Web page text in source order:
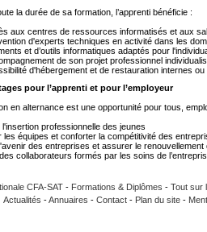
la durée de sa formation, l’apprenti bénéficie :
aux centres de ressources informatisés et aux
d'experts techniques en activité dans les
et d’outils informatiques adaptés pour
de son projet professionnel
d'hébergement et de restauration internes
pour l’apprenti et pour l’employeur
en alternance est une opportunité pour tous,
l'insertion professionnelle des jeunes
les équipes et conforter la compétitivité des
des entreprises et assurer le renouvellement
collaborateurs formés par les soins de
CFA-SAT- Formations & Diplômes - Tout sur
Actualités -Annuaires - Contact - Plan du site -